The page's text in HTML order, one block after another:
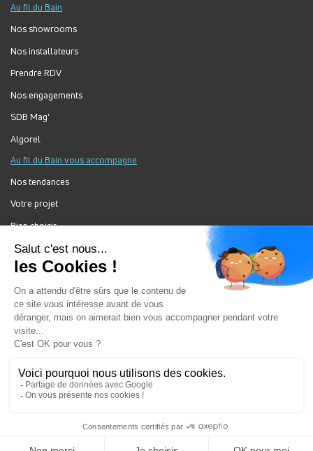
Au fil du Bain
Nos showrooms
Nos installateurs
Prendre RDV
Nos engagements
SDB Mag'
Algorel
Au fil du Bain vous accompagne
Nos tendances
Votre projet
Bien choisir
Forum Au Fil du Bain
Nos produits
Gestion des cookies
Mentions légales